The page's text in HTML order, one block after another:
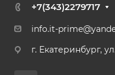
+7(343)2279717
info.it-
г. Екатеринбург,